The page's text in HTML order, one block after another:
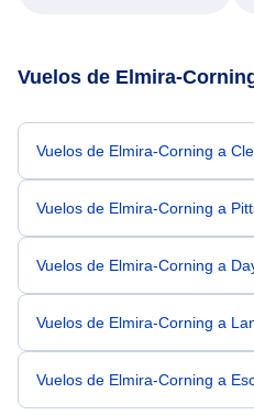
Vuelos de Elmira-
Vuelos de Elmira-Corning a
Vuelos de Elmira-Corning a
Vuelos de Elmira-Corning a
Vuelos de Elmira-Corning a
Vuelos de Elmira-Corning a